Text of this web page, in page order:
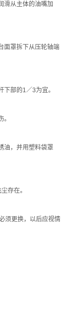
从主体的油嘴加
罩拆下从压轮轴端
部的1／3为宜。
，并用塑料袋罩
存在。
须更换，以后应视情